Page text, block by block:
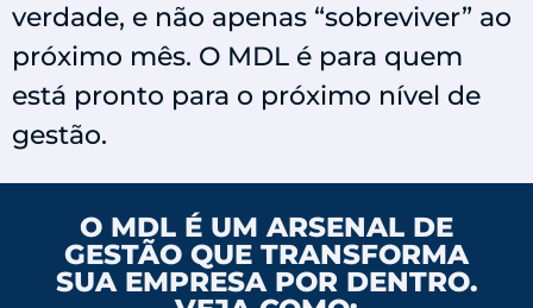
verdade, e não apenas “sobreviver” ao
próximo mês. O MDL é para quem
está pronto para o próximo nível de
gestão.
O MDL É UM ARSENAL DE
GESTÃO QUE TRANSFORMA
SUA EMPRESA POR DENTRO.